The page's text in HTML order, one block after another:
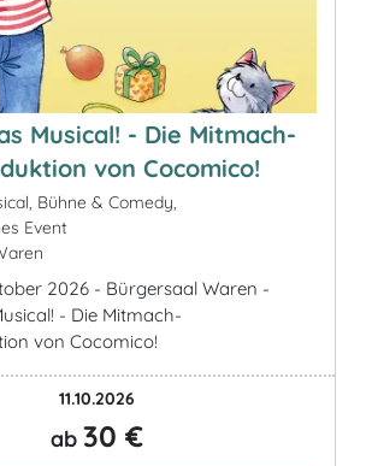
Musical! - Die Mitmach-
von Cocomico!
Bühne & Comedy,
Event
2026 - Bürgersaal Waren -
- Die Mitmach-
von Cocomico!
11.10.2026
ab 30 €